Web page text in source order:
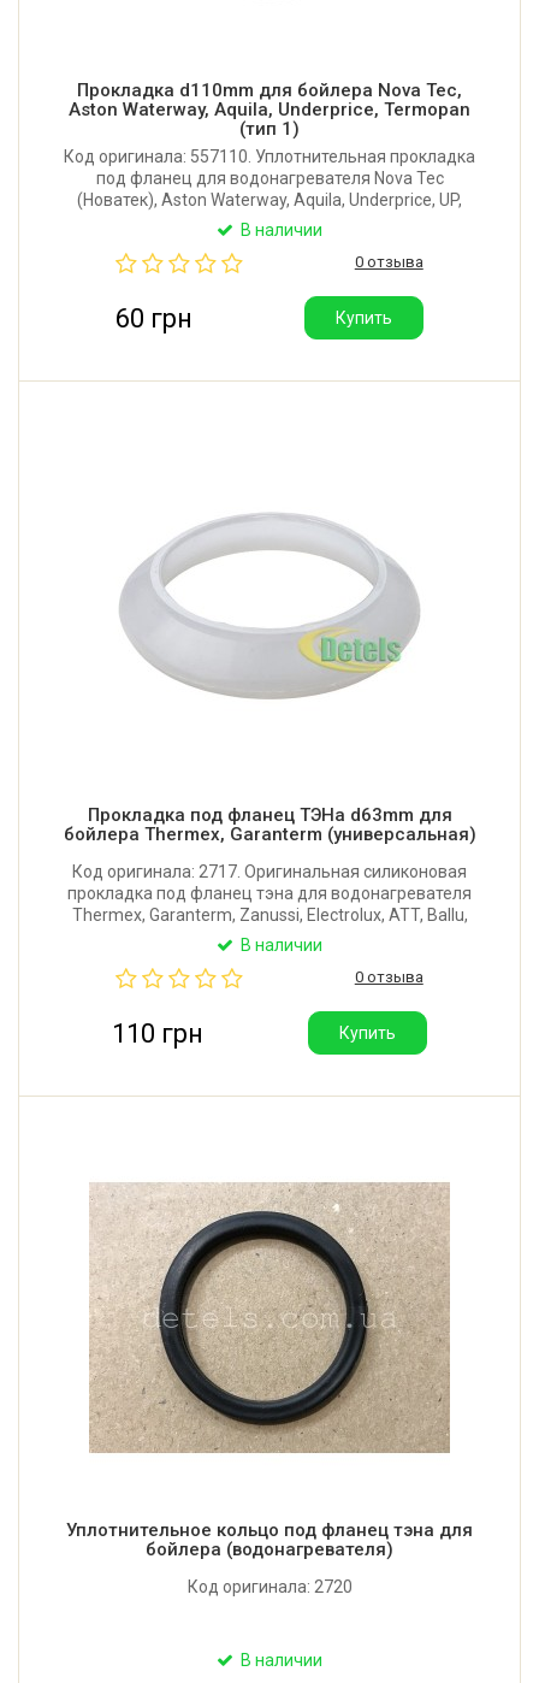
Прокладка d110mm для бойлера Nova Tec,
Aston Waterway, Aquila, Underprice, Termopan
(тип 1)
Код оригинала: 557110. Уплотнительная прокладка
под фланец для водонагревателя Nova Tec
(Новатек), Aston Waterway, Aquila, Underprice, UP,
Termopan, Alpari, Saturn. Внутренний диаметр: 35
В наличии
0 отзыва
60 грн Купить
Прокладка под фланец ТЭНа d63mm для
бойлера Thermex, Garanterm (универсальная)
Код оригинала: 2717. Оригинальная силиконовая
прокладка под фланец тэна для водонагревателя
Thermex, Garanterm, Zanussi, Electrolux, ATT, Ballu,
Etalon, Ferroli, Polaris, Hotpoint-Ariston, Roda.
В наличии
0 отзыва
110 грн Купить
Уплотнительное кольцо под фланец тэна для
бойлера (водонагревателя)
Код оригинала: 2720
В наличии